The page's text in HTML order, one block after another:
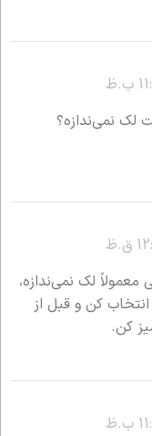
لک نمی‌ندازه؟
معمولاً لک نمی‌ندازه،
کن و قبل از
کن.